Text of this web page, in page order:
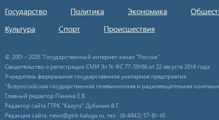
Государство Политика Экономика
Культура
Спорт Происшествия
© 2001 - 2026 "Государственный интернет-канал "Россия".
Свидетельство о регистрации СМИ Эл № ФС 77-59166 от 22 августа 2014 года.
Учредитель федеральное государственное унитарное предприятие
"Всероссийская государственная телевизионная и радиовещательная
Главный редактор Панина Е.В.
Редактор сайта ГТРК "Калуга" Дубинин В.Г.
Редакция сайта: news@gtrk-kaluga.ru, тел.: (8-4842) 57-81-10